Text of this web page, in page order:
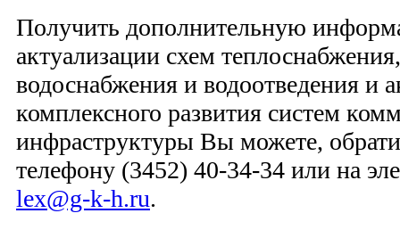
Получить дополнительную
актуализации схем
водоснабжения и водоотведения и
комплексного развития систем
инфраструктуры Вы можете,
телефону (3452) 40-34-34 или на
lex@g-k-h.ru.